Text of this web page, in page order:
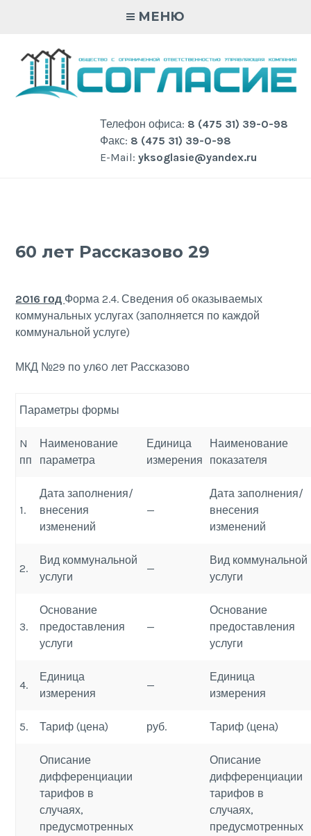
МЕНЮ
Телефон офиса: 8 (475 31) 39-0-98
Факс: 8 (475 31) 39-0-98
E-Mail: yksoglasie@yandex.ru
60 лет Рассказово 29
2016 год Форма 2.4. Сведения об оказываемых
коммунальных услугах (заполняется по каждой
коммунальной услуге)
МКД №29 по ул60 лет Рассказово
Параметры формы
N
пп
Наименование
параметра
Единица
измерения
Наименование
показателя
1.
Дата заполнения/
внесения
изменений
—
Дата заполнения/
внесения
изменений
2.
Вид коммунальной
услуги
—
Вид коммунальной
услуги
3.
Основание
предоставления
услуги
—
Основание
предоставления
услуги
4.
Единица
измерения
—
Единица
измерения
5. Тариф (цена) руб. Тариф (цена)
Описание
дифференциации
тарифов в
случаях,
предусмотренных
Описание
дифференциации
тарифов в
случаях,
предусмотренных